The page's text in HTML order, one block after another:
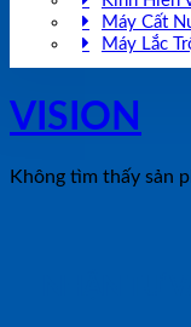
Máy Cất
Máy Lắc
VISION
Không tìm thấy sản